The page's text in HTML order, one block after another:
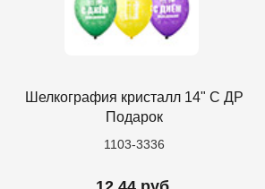
Шелкография кристалл 14" С ДР
Подарок
1103-3336